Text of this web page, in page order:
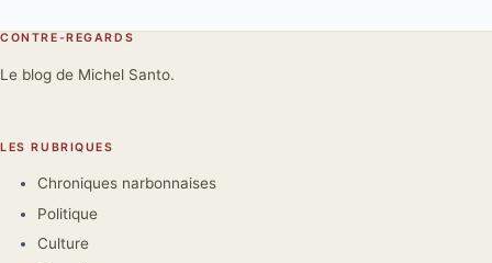
CONTRE-REGARDS
Le blog de Michel Santo.
LES RUBRIQUES
Chroniques narbonnaises
Politique
Culture